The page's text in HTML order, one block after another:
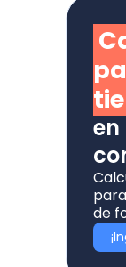
de